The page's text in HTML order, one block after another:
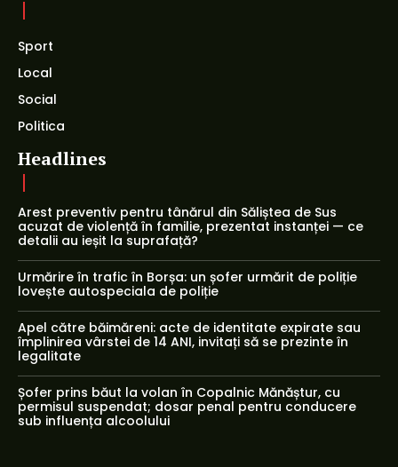
Sport
Local
Social
Politica
Headlines
Arest preventiv pentru tânărul din Săliștea de Sus
acuzat de violență în familie, prezentat instanței — ce
detalii au ieșit la suprafață?
Urmărire în trafic în Borșa: un șofer urmărit de poliție
lovește autospeciala de poliție
Apel către băimăreni: acte de identitate expirate sau
împlinirea vârstei de 14 ANI, invitați să se prezinte în
legalitate
Șofer prins băut la volan în Copalnic Mănăștur, cu
permisul suspendat; dosar penal pentru conducere
sub influența alcoolului